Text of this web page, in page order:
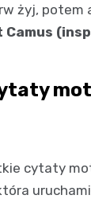
żyj, potem
Camus
cytaty